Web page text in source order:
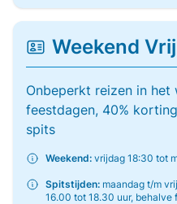
Weekend Vrij
Onbeperkt reizen in het
feestdagen, 40%
spits
Weekend: vrijdag 18:30 tot
Spitstijden: maandag t/m
16.00 tot 18.30 uur, behalve